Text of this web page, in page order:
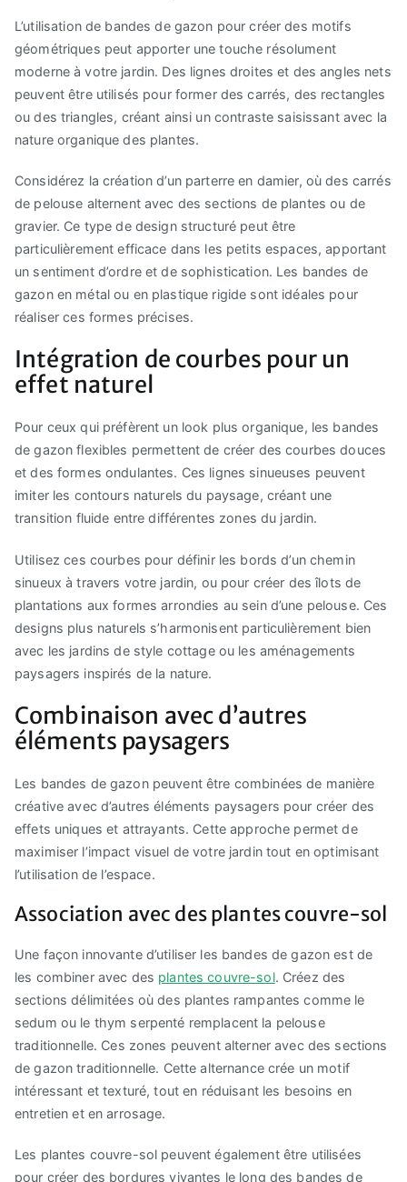
L’utilisation de bandes de gazon pour créer des motifs
géométriques peut apporter une touche résolument
moderne à votre jardin. Des lignes droites et des angles nets
peuvent être utilisés pour former des carrés, des rectangles
ou des triangles, créant ainsi un contraste saisissant avec la
nature organique des plantes.
Considérez la création d’un parterre en damier, où des carrés
de pelouse alternent avec des sections de plantes ou de
gravier. Ce type de design structuré peut être
particulièrement efficace dans les petits espaces, apportant
un sentiment d’ordre et de sophistication. Les bandes de
gazon en métal ou en plastique rigide sont idéales pour
réaliser ces formes précises.
Intégration de courbes pour un
effet naturel
Pour ceux qui préfèrent un look plus organique, les bandes
de gazon flexibles permettent de créer des courbes douces
et des formes ondulantes. Ces lignes sinueuses peuvent
imiter les contours naturels du paysage, créant une
transition fluide entre différentes zones du jardin.
Utilisez ces courbes pour définir les bords d’un chemin
sinueux à travers votre jardin, ou pour créer des îlots de
plantations aux formes arrondies au sein d’une pelouse. Ces
designs plus naturels s’harmonisent particulièrement bien
avec les jardins de style cottage ou les aménagements
paysagers inspirés de la nature.
Combinaison avec d’autres
éléments paysagers
Les bandes de gazon peuvent être combinées de manière
créative avec d’autres éléments paysagers pour créer des
effets uniques et attrayants. Cette approche permet de
maximiser l’impact visuel de votre jardin tout en optimisant
l’utilisation de l’espace.
Association avec des plantes couvre-sol
Une façon innovante d’utiliser les bandes de gazon est de
les combiner avec des plantes couvre-sol. Créez des
sections délimitées où des plantes rampantes comme le
sedum ou le thym serpenté remplacent la pelouse
traditionnelle. Ces zones peuvent alterner avec des sections
de gazon traditionnelle. Cette alternance crée un motif
intéressant et texturé, tout en réduisant les besoins en
entretien et en arrosage.
Les plantes couvre-sol peuvent également être utilisées
pour créer des bordures vivantes le long des bandes de